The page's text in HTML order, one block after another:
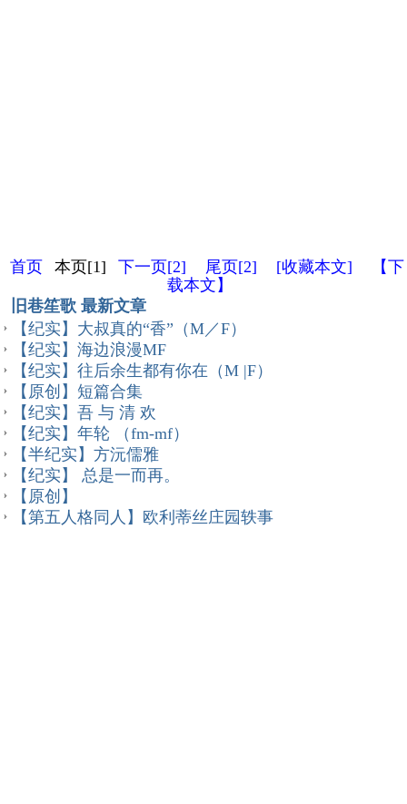
首页 本页[1] 下一页[2] 尾页[2] [收藏本文]
【下
载本文】
旧巷笙歌 最新文章
【纪实】大叔真的“香”（M／F）
【纪实】海边浪漫MF
【纪实】往后余生都有你在（M |F）
【原创】短篇合集
【纪实】吾 与 清 欢
【纪实】年轮 （fm-mf）
【半纪实】方沅儒雅
【纪实】 总是一而再。
【原创】
【第五人格同人】欧利蒂丝庄园轶事